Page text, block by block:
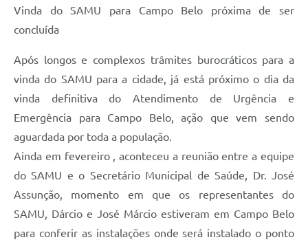
Vinda do SAMU para Campo Belo próxima de ser
concluída
Após longos e complexos trâmites burocráticos para a
vinda do SAMU para a cidade, já está próximo o dia da
vinda definitiva do Atendimento de Urgência e
Emergência para Campo Belo, ação que vem sendo
aguardada por toda a população.
Ainda em fevereiro , aconteceu a reunião entre a equipe
do SAMU e o Secretário Municipal de Saúde, Dr. José
Assunção, momento em que os representantes do
SAMU, Dárcio e José Márcio estiveram em Campo Belo
para conferir as instalações onde será instalado o ponto